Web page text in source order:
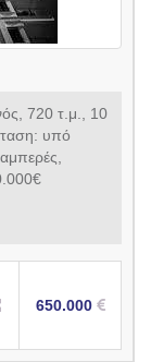
720 τ.μ., 10
υπό
650.000